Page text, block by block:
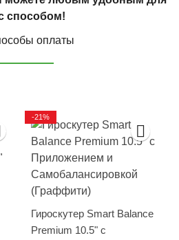
способом!
Гироскутер Smart Balance
Premium 10.5" с
-21%